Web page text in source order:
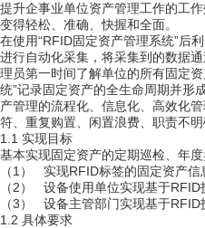
提升企事业单位资产管理工作的工
变得轻松、准确、快握和全面。
在使用“RFID固定资产管理系统”后
进行自动化采集，将采集到的数据
理员第一时间了解单位的所有固定
统”记录固定资产的全生命周期并形
产管理的流程化、信息化、高效化
符、重复购置、闲置浪费、职责不
1.1 实现目标
基本实现固定资产的定期巡检、年度
（1）
实现RFID标签的固定资产信
（2）
设备使用单位实现基于RFID
（3）
设备主管部门实现基于RFID
1.2 具体要求